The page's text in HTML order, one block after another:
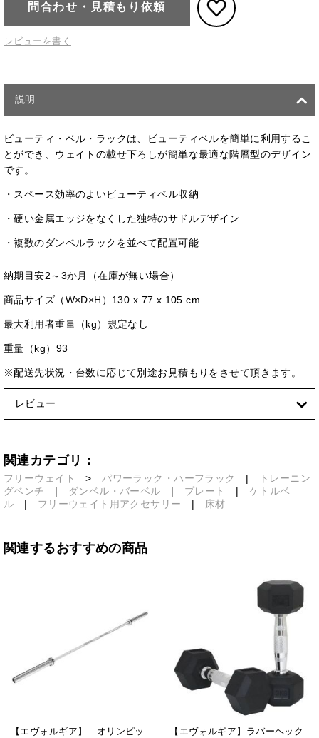
問合わせ・見積もり依頼
レビューを書く
説明
ビューティ・ベル・ラックは、ビューティベルを簡単に利用するこ
とができ、ウェイトの載せ下ろしが簡単な最適な階層型のデザイン
です。
・スペース効率のよいビューティベル収納
・硬い金属エッジをなくした独特のサドルデザイン
・複数のダンベルラックを並べて配置可能
納期目安2～3か月（在庫が無い場合）
商品サイズ（W×D×H）130 x 77 x 105 cm
最大利用者重量（kg）規定なし
重量（kg）93
※配送先状況・台数に応じて別途お見積もりをさせて頂きます。
レビュー
関連カテゴリ：
フリーウェイト > パワーラック・ハーフラック |
トレーニン
グベンチ
| ダンベル・バーベル | プレート | ケトルベ
ル | フリーウェイト用アクセサリー | 床材
関連するおすすめの商品
【エヴォルギア】 オリンピッ
【エヴォルギア】ラバーヘック